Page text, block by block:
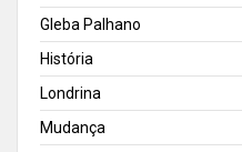
Gleba Palhano
História
Londrina
Mudança